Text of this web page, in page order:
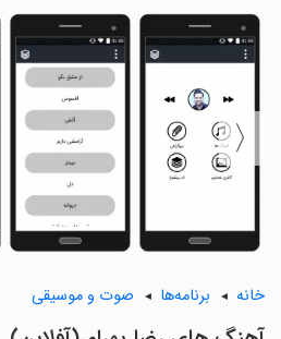
〈
خانه برنامه‌ها صوت و موسیقی